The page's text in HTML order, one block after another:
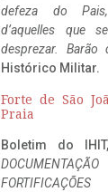
defeza do
d’aquelles que
desprezar. Barão
Histórico Militar.
Forte de São
Praia
Boletim do